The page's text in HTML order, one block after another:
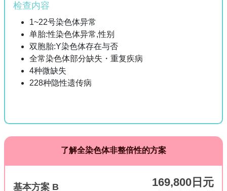
检查内容
1~22号染色体异常
单胎:性染色体异常,性别
双胞胎:Y染色体存在与否
全常染色体部分缺失・重复疾病
4种微缺失
228种隐性遗传病
了解全染色体非整倍性的方案
基本方案 B 169,800日元